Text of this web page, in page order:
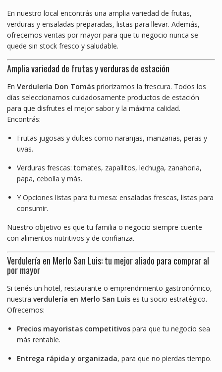
En nuestro local encontrás una amplia variedad de frutas,
verduras y ensaladas preparadas, listas para llevar. Además,
ofrecemos ventas por mayor para que tu negocio nunca se
quede sin stock fresco y saludable.
Amplia variedad de frutas y verduras de estación
En Verdulería Don Tomáspriorizamos la frescura. Todos los
días seleccionamos cuidadosamente productos de estación
para que disfrutes el mejor sabor y la máxima calidad.
Encontrás:
Frutas jugosas y dulces como naranjas, manzanas, peras y
uvas.
Verduras frescas: tomates, zapallitos, lechuga, zanahoria,
papa, cebolla y más.
Y Opciones listas para tu mesa: ensaladas frescas, listas para
consumir.
Nuestro objetivo es que tu familia o negocio siempre cuente
con alimentos nutritivos y de confianza.
Verdulería en Merlo San Luis: tu mejor aliado para comprar al
por mayor
Si tenés un hotel, restaurante o emprendimiento gastronómico,
nuestra verdulería en Merlo San Luises tu socio estratégico.
Ofrecemos:
Precios mayoristas competitivospara que tu negocio sea
más rentable.
Entrega rápida y organizada, para que no pierdas tiempo.